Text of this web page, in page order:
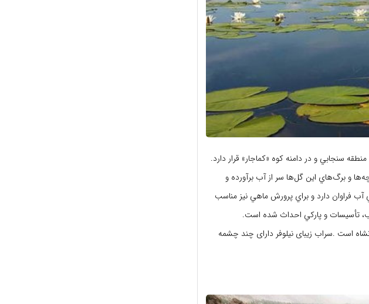
سنجابي و در دامنه كوه «كماجار» قرار دارد.
و برگ‌هاي اين گل‌ها سر از آب برآورده و
فراوان دارد و براي پرورش ماهي نيز مناسب
تأسيسات و پاركي احداث شده است.
شمال غرب کرمانشاه است .سراب زیبای نیلوفر دارای چند چشمه